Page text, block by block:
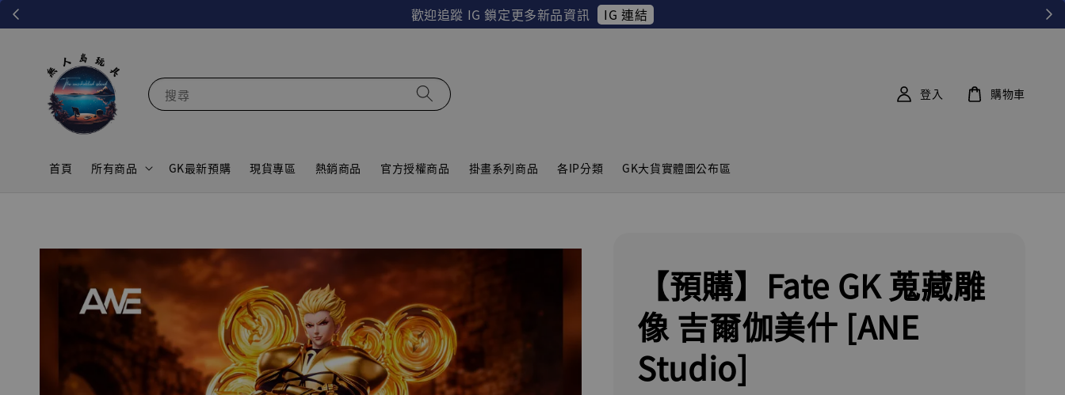
歡迎追蹤 IG 鎖定更多新品資訊 IG 連結
搜尋
首頁 所有商品 GK最新預購 現貨專區 熱銷商品 官方授權商品 掛畫系列商品 各IP分類 GK大貨實體圖公布區
登入 購物車
【預購】Fate GK 蒐藏雕
像 吉爾伽美什 [ANE
Studio]